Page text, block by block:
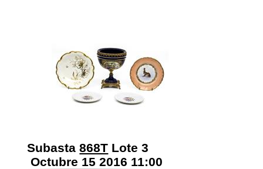
Subasta 868T Lote 3
Octubre 15 2016 11:00